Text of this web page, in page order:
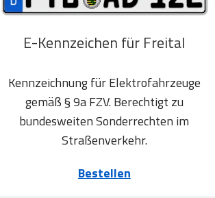
E-Kennzeichen für Freital
Kennzeichnung für Elektrofahrzeuge
gemäß § 9a FZV. Berechtigt zu
bundesweiten Sonderrechten im
Straßenverkehr.
Bestellen